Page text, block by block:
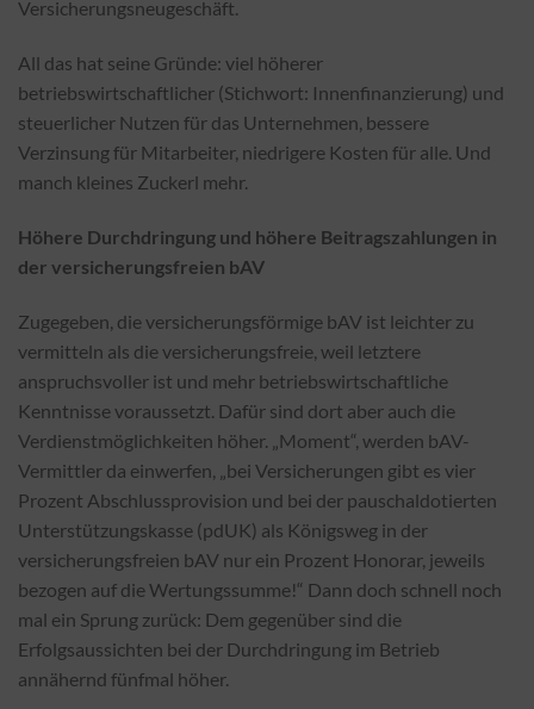
Versicherungsneugeschäft.
All das hat seine Gründe: viel höherer
betriebswirtschaftlicher (Stichwort: Innenfinanzierung) und
steuerlicher Nutzen für das Unternehmen, bessere
Verzinsung für Mitarbeiter, niedrigere Kosten für alle. Und
manch kleines Zuckerl mehr.
Höhere Durchdringung und höhere Beitragszahlungen in
der versicherungsfreien bAV
Zugegeben, die versicherungsförmige bAV ist leichter zu
vermitteln als die versicherungsfreie, weil letztere
anspruchsvoller ist und mehr betriebswirtschaftliche
Kenntnisse voraussetzt. Dafür sind dort aber auch die
Verdienstmöglichkeiten höher. „Moment“, werden bAV-
Vermittler da einwerfen, „bei Versicherungen gibt es vier
Prozent Abschlussprovision und bei der pauschaldotierten
Unterstützungskasse (pdUK) als Königsweg in der
versicherungsfreien bAV nur ein Prozent Honorar, jeweils
bezogen auf die Wertungssumme!“ Dann doch schnell noch
mal ein Sprung zurück: Dem gegenüber sind die
Erfolgsaussichten bei der Durchdringung im Betrieb
annähernd fünfmal höher.